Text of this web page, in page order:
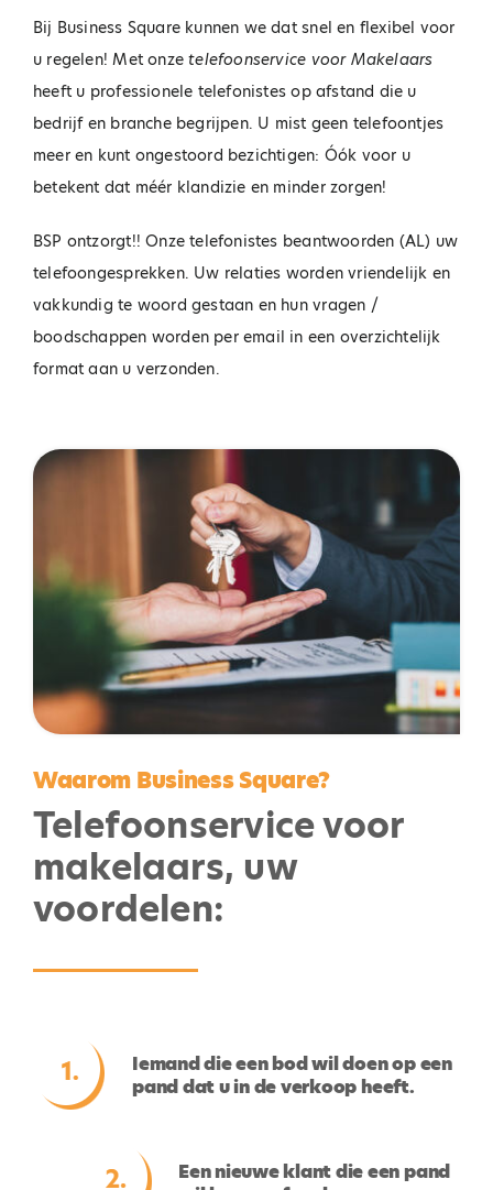
Bij Business Square kunnen we dat snel en flexibel voor
u regelen! Met onzetelefoonservice voor Makelaars
heeft u professionele telefonistes op afstand die u
bedrijf en branche begrijpen. U mist geen telefoontjes
meer en kunt ongestoord bezichtigen: Óók voor u
betekent dat méér klandizie en minder zorgen!
BSP ontzorgt!! Onze telefonistes beantwoorden (AL) uw
telefoongesprekken. Uw relaties worden vriendelijk en
vakkundig te woord gestaan en hun vragen /
boodschappen worden per email in een overzichtelijk
format aan u verzonden.
Waarom Business Square?
Telefoonservice voor
makelaars, uw
voordelen:
Iemand die een bod wil doen op een
pand dat u in de verkoop heeft.
Een nieuwe klant die een pand